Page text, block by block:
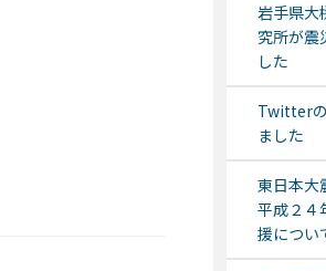
岩手県大
究所が震
した
Twitter
ました
東日本大
平成２４
援につい